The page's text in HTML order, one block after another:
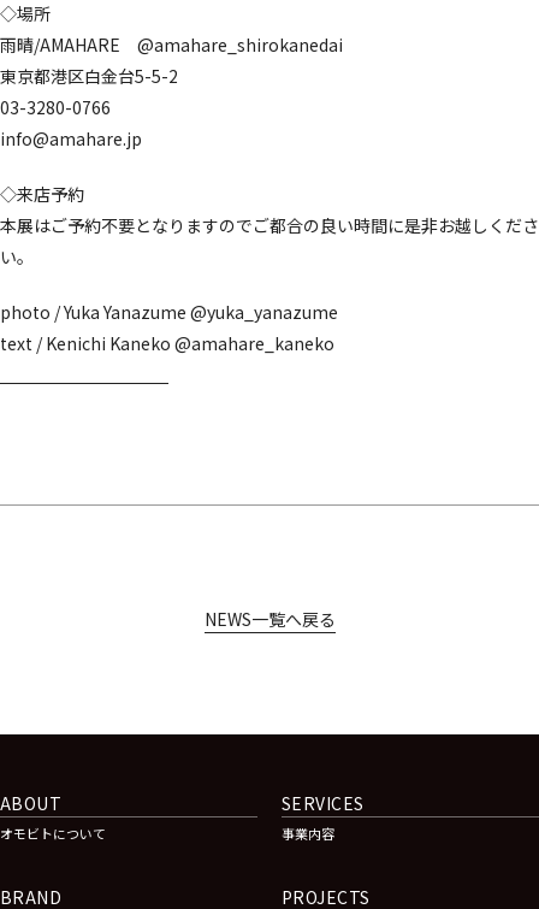
◇場所
雨晴/AMAHARE @amahare_shirokanedai
東京都港区白金台5-5-2
03-3280-0766
info@amahare.jp
◇来店予約
本展はご予約不要となりますのでご都合の良い時間に是非お越しくださ
い。
photo / Yuka Yanazume @yuka_yanazume
text / Kenichi Kaneko @amahare_kaneko
NEWS一覧へ戻る
ABOUT
オモビトについて
SERVICES
事業内容
BRAND PROJECTS